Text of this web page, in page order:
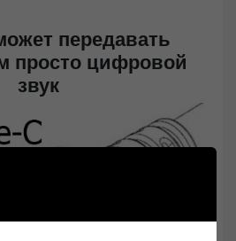
передавать
просто цифровой
звук